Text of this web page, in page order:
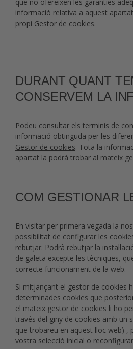
informació relativa a aquest
propi Gestor de cookies.
DURANT QUANT
CONSERVEM LA
Podeu consultar els terminis de
informació obtinguda per les
Gestor de cookies. Tota la
apartat la podrà trobar al mateix
COM GESTIONAR
En visitar per primera vegada la
possibilitat de configurar les
rebutjar. Podrà rebutjar la
de galeta excepte les tècniques,
correcte funcionament de la web.
Si mitjançant el gestor de cookies
determinades cookies que
el mateix gestor de cookies li ho
través del giny de cookies amb un
que trobareu en aquest lloc web) ,
vostra selecció inicial o